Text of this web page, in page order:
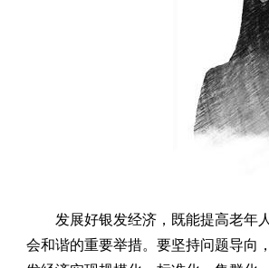
发展好银发经济，既能提高老年
会和谐的重要举措。要坚持问题导向